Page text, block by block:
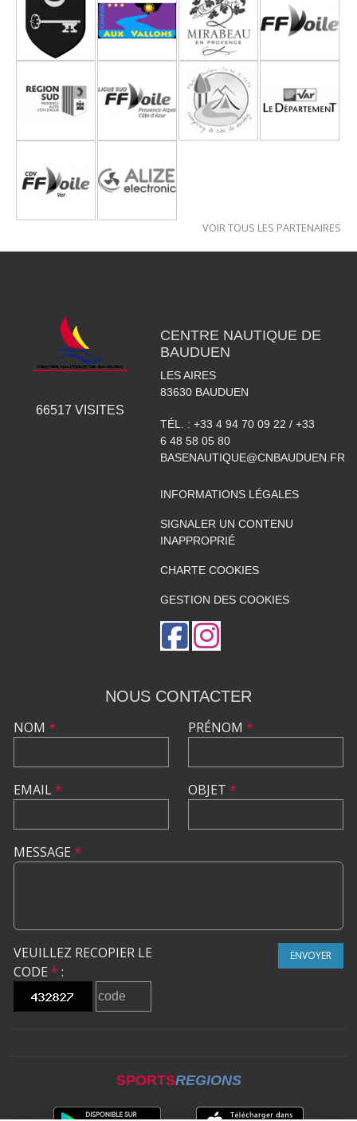
VOIR TOUS LES PARTENAIRES
66517 VISITES
CENTRE NAUTIQUE DE
BAUDUEN
LES AIRES
83630 BAUDUEN
TÉL. : +33 4 94 70 09 22 / +33
6 48 58 05 80
BASENAUTIQUE@CNBAUDUEN.FR
INFORMATIONS LÉGALES
SIGNALER UN CONTENU
INAPPROPRIÉ
CHARTE COOKIES
GESTION DES COOKIES
NOUS CONTACTER
NOM *
EMAIL*
PRÉNOM *
OBJET *
MESSAGE *
VEUILLEZ RECOPIER LE
CODE * :
ENVOYER
SPORTSREGIONS